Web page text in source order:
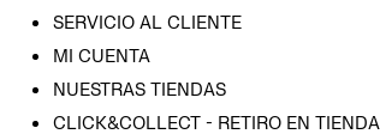
SERVICIO AL CLIENTE
MI CUENTA
NUESTRAS TIENDAS
CLICK&COLLECT - RETIRO EN TIENDA